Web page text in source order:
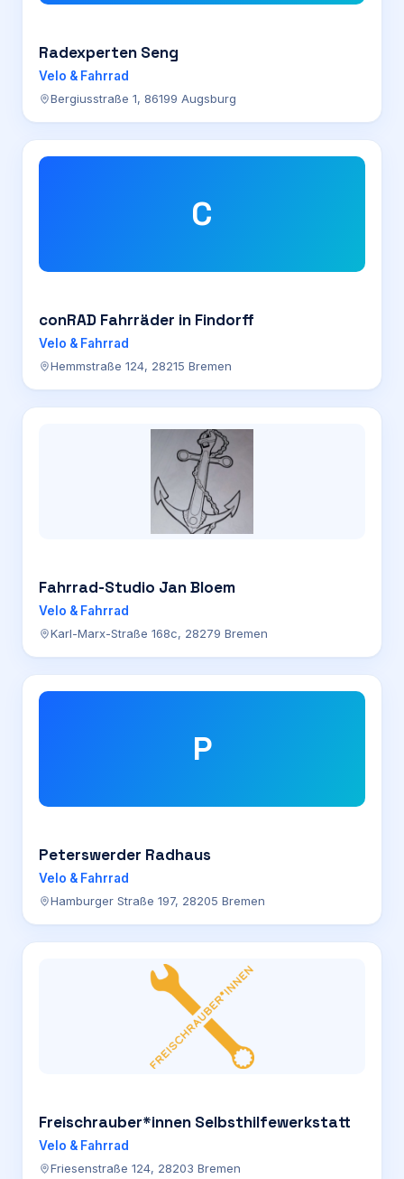
Radexperten Seng
Velo & Fahrrad
Bergiusstraße 1, 86199 Augsburg
C
conRAD Fahrräder in Findorff
Velo & Fahrrad
Hemmstraße 124, 28215 Bremen
Fahrrad-Studio Jan Bloem
Velo & Fahrrad
Karl-Marx-Straße 168c, 28279 Bremen
P
Peterswerder Radhaus
Velo & Fahrrad
Hamburger Straße 197, 28205 Bremen
Freischrauber*innen Selbsthilfewerkstatt
Velo & Fahrrad
Friesenstraße 124, 28203 Bremen